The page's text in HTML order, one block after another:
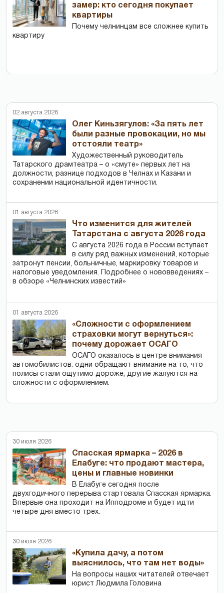
замер: кто сегодня покупает
квартиры
Почему челнинцам все сложнее купить
квартиру
02 августа 2026
Олег Киньзягулов: «За пять лет
были разные провокации, но мы
отстояли театр»
Художественный руководитель
Татарского драмтеатра – о «смуте» первых лет на
должности, разнице подходов в Челнах и Казани и
сохранении национальной идентичности.
01 августа 2026
Что изменится для жителей
Татарстана с августа 2026 года
С августа 2026 года в России вступает
в силу ряд важных изменений, которые
затронут пенсии, больничные, маркировку товаров и
налоговые уведомления. Подробнее о нововведениях –
в обзоре «Челнинских известий»
01 августа 2026
«Сложности с оформлением
страховки могут вернуться»:
почему дорожает ОСАГО
ОСАГО оказалось в центре внимания
автомобилистов: одни обращают внимание на то, что
полисы стали ощутимо дороже, другие жалуются на
сложности с оформлением.
30 июля 2026
Спасская ярмарка – 2026 в
Елабуге: что продают мастера,
цены и главные новинки
В Елабуге сегодня после
двухгодичного перерыва стартовала Спасская ярмарка.
Впервые она проходит на Ипподроме и будет идти
четыре дня вместо трех.
30 июля 2026
«Купила дачу, а потом
выяснилось, что там нет воды»
На вопросы наших читателей отвечает
юрист Людмила Головина